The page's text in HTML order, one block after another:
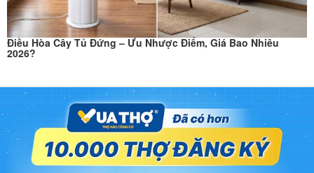
Điều Hòa Cây Tủ Đứng – Ưu Nhược Điểm, Giá Bao Nhiêu
2026?